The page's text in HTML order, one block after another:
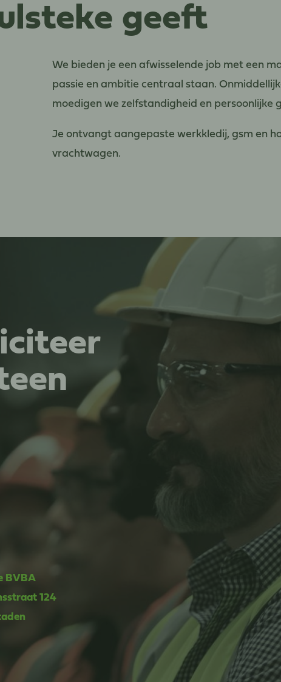
geeft
We bieden je een afwisselende job met een
passie en ambitie centraal staan.
moedigen we zelfstandigheid en persoonlijke
Je ontvangt aangepaste werkkledij, gsm en
vrachtwagen.
BVBA
124